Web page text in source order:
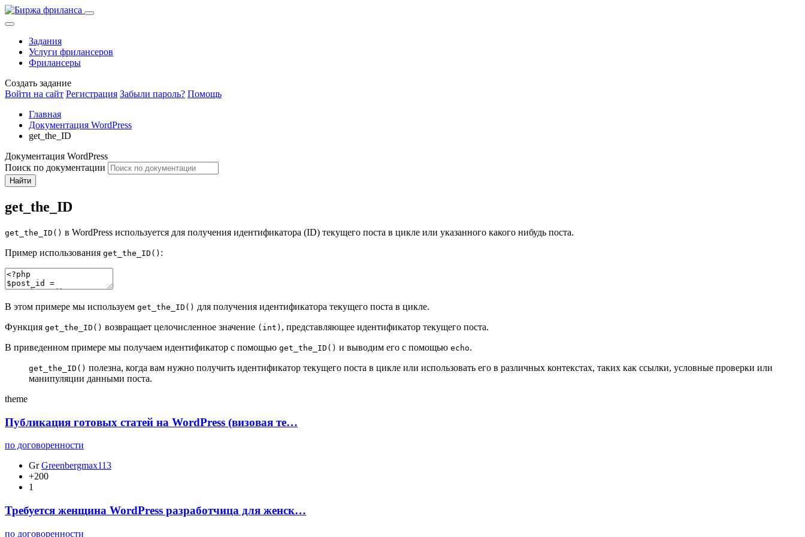
Задания
Услуги фрилансеров
Фрилансеры
Создать задание
Войти на сайт Регистрация Забыли пароль? Помощь
Главная
Документация WordPress
get_the_ID
Документация WordPress
Поиск по документации
Найти
get_the_ID
get_the_ID() в WordPress используется для получения идентификатора (ID) текущего поста в цикле или указанного какого нибудь поста.
Пример использования get_the_ID() :
В этом примере мы используем get_the_ID() для получения идентификатора текущего поста в цикле.
Функция get_the_ID() возвращает целочисленное значение (int) , представляющее идентификатор текущего поста.
В приведенном примере мы получаем идентификатор с помощью get_the_ID() и выводим его с помощью echo.
get_the_ID() полезна, когда вам нужно получить идентификатор текущего поста в цикле или использовать его в различных контекстах, таких как ссылки, условные проверки или
манипуляции данными поста.
theme
Публикация готовых статей на WordPress (визовая те…
по договоренности
Gr Greenbergmax113
+200
1
Требуется женщина WordPress разработчица для женск…
по договоренности